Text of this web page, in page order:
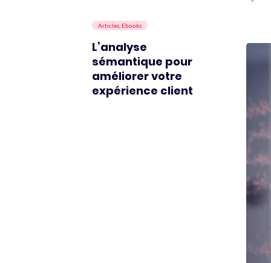
Articles, Ebooks
L’analyse
sémantique pour
améliorer votre
expérience client